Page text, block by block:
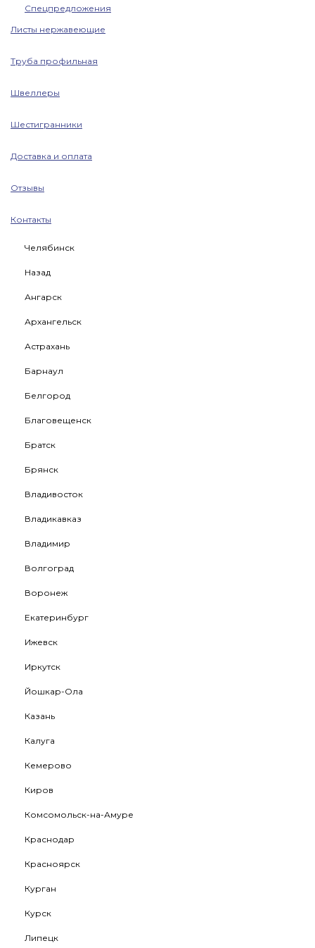
Спецпредложения
Листы нержавеющие
Труба профильная
Швеллеры
Шестигранники
Доставка и оплата
Отзывы
Контакты
Челябинск
Назад
Ангарск
Архангельск
Астрахань
Барнаул
Белгород
Благовещенск
Братск
Брянск
Владивосток
Владикавказ
Владимир
Волгоград
Воронеж
Екатеринбург
Ижевск
Иркутск
Йошкар-Ола
Казань
Калуга
Кемерово
Киров
Комсомольск-на-Амуре
Краснодар
Красноярск
Курган
Курск
Липецк